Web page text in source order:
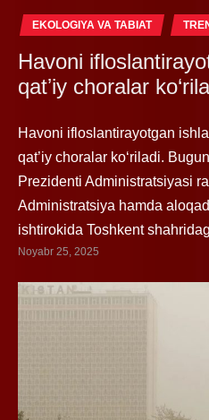
EKOLOGIYA VA TABIAT
Havoni
qatʼiy choralar
Havoni ifloslantirayotgan
qat’iy choralar ko‘riladi.
Prezidenti Administratsiyasi
Administratsiya hamda
ishtirokida Toshkent
Noyabr 25, 2025